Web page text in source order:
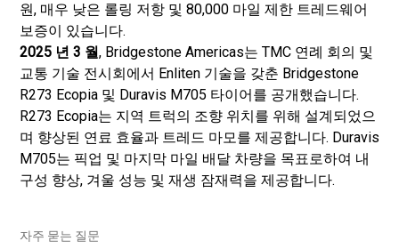
원, 매우 낮은 롤링 저항 및 80,000 마일 제한 트레드웨어
보증이 있습니다.
2025 년 3 월, Bridgestone Americas는 TMC 연례 회의 및
교통 기술 전시회에서 Enliten 기술을 갖춘 Bridgestone
R273 Ecopia 및 Duravis M705 타이어를 공개했습니다.
R273 Ecopia는 지역 트럭의 조향 위치를 위해 설계되었으
며 향상된 연료 효율과 트레드 마모를 제공합니다. Duravis
M705는 픽업 및 마지막 마일 배달 차량을 목표로하여 내
구성 향상, 겨울 성능 및 재생 잠재력을 제공합니다.
자주 묻는 질문